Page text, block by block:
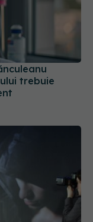
trebuie